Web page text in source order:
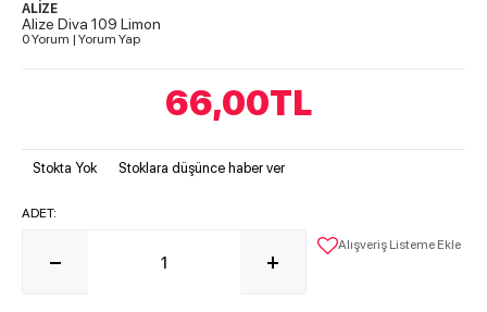
ALİZE
Alize Diva 109 Limon
0 Yorum | Yorum Yap
66,00TL
Stokta Yok Stoklara düşünce haber ver
ADET:
Alışveriş Listeme Ekle